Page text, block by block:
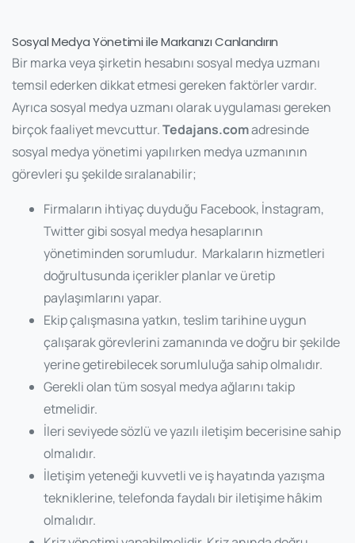
Sosyal Medya Yönetimi ile Markanızı Canlandırın
Bir marka veya şirketin hesabını sosyal medya uzmanı
temsil ederken dikkat etmesi gereken faktörler vardır.
Ayrıca sosyal medya uzmanı olarak uygulaması gereken
birçok faaliyet mevcuttur.Tedajans.comadresinde
sosyal medya yönetimi yapılırken medya uzmanının
görevleri şu şekilde sıralanabilir;
Firmaların ihtiyaç duyduğu Facebook, İnstagram,
Twitter gibi sosyal medya hesaplarının
yönetiminden sorumludur. Markaların hizmetleri
doğrultusunda içerikler planlar ve üretip
paylaşımlarını yapar.
Ekip çalışmasına yatkın, teslim tarihine uygun
çalışarak görevlerini zamanında ve doğru bir şekilde
yerine getirebilecek sorumluluğa sahip olmalıdır.
Gerekli olan tüm sosyal medya ağlarını takip
etmelidir.
İleri seviyede sözlü ve yazılı iletişim becerisine sahip
olmalıdır.
İletişim yeteneği kuvvetli ve iş hayatında yazışma
tekniklerine, telefonda faydalı bir iletişime hâkim
olmalıdır.